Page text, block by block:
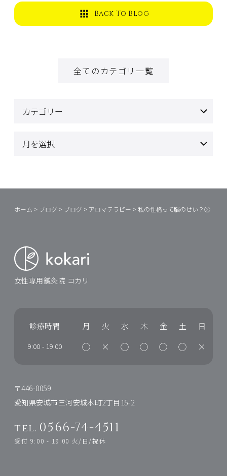
Back To Blog
全てのカテゴリ一覧
ホーム > ブログ > ブログ > アロマテラピー >私の性格って脳のせい？②
女性専用鍼灸院 コカリ
診療時間 月 火 水 木 金 土 日
9:00 - 19:00 ◯ × ◯ ◯ ◯ ◯ ×
〒446-0059
愛知県安城市三河安城本町2丁目15-2
tel. 0566-74-4511
受付 9:00 - 19:00 火/日/祝休